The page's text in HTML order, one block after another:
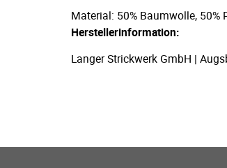
Material: 50% Baumwolle, 50%
Herstellerinformation:
Langer Strickwerk GmbH |